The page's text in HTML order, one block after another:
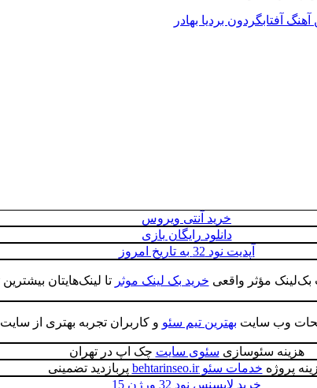
آفتابگردون بردیا بهادر
خرید آنتی ویروس
دانلود رایگان بازی
آپدیت نود 32 به تاریخ امروز
مؤثر واقعی خرید بک لینک موثر تا لینک‌هایتان بیشترین
وب سایت بهترین تیم سئو و کاربران تجربه بهتری از
هزینه سئوسازی سئوی سایت چک اپ در تهران
پروژه خدمات سئو behtarinseo.ir
پربازدید تضمینی
خرید لایسنس نود 32 ورژن 15